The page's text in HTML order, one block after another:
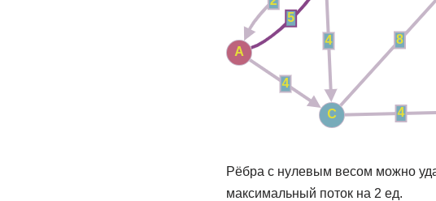
Рёбра с нулевым весом можно
максимальный поток на 2 ед.